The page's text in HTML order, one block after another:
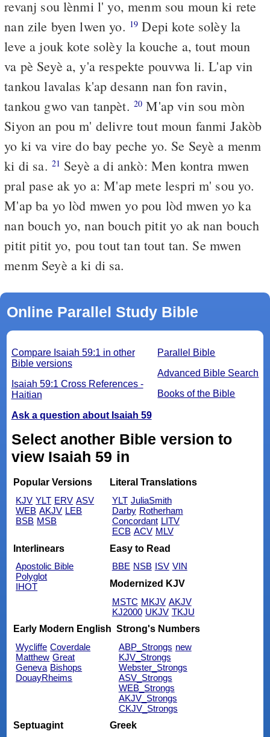
revanj sou lènmi l' yo, menm sou moun ki rete
nan zile byen lwen yo. 19 Depi kote solèy la
leve a jouk kote solèy la kouche a, tout moun
va pè Seyè a, y'a respekte pouvwa li. L'ap vin
tankou lavalas k'ap desann nan fon ravin,
tankou gwo van tanpèt. 20 M'ap vin sou mòn
Siyon an pou m' delivre tout moun fanmi Jakòb
yo ki va vire do bay peche yo. Se Seyè a menm
ki di sa. 21 Seyè a di ankò: Men kontra mwen
pral pase ak yo a: M'ap mete lespri m' sou yo.
M'ap ba yo lòd mwen yo pou lòd mwen yo ka
nan bouch yo, nan bouch pitit yo ak nan bouch
pitit pitit yo, pou tout tan tout tan. Se mwen
menm Seyè a ki di sa.
Online Parallel Study Bible
Parallel Bible
Advanced Bible Search
Books of the Bible
Compare Isaiah 59:1 in other
Bible versions
Isaiah 59:1 Cross References -
Haitian
Ask a question about Isaiah 59
Select another Bible version to
view Isaiah 59 in
Popular Versions
KJV YLT ERV ASV
WEB AKJV LEB
BSB MSB
Literal Translations
YLT JuliaSmith
Darby Rotherham
Concordant LITV
ECB ACV MLV
Interlinears
Apostolic Bible
Polyglot
IHOT
Easy to Read
BBE NSB ISV VIN
Modernized KJV
MSTC MKJV AKJV
KJ2000 UKJV TKJU
Early Modern English
Wycliffe Coverdale
Matthew Great
Geneva Bishops
DouayRheims
Strong's Numbers
ABP_Strongs new
KJV_Strongs
Webster_Strongs
ASV_Strongs
WEB_Strongs
AKJV_Strongs
CKJV_Strongs
Septuagint
Greek